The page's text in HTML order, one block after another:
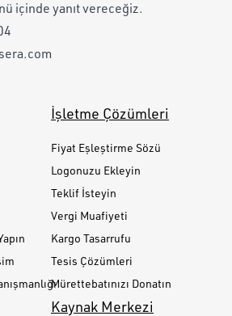
içinde yanıt vereceğiz.
İşletme Çözümleri
Fiyat Eşleştirme Sözü
Logonuzu Ekleyin
Teklif İsteyin
Vergi Muafiyeti
Kargo Tasarrufu
Tesis Çözümleri
Mürettebatınızı Donatın
Kaynak Merkezi